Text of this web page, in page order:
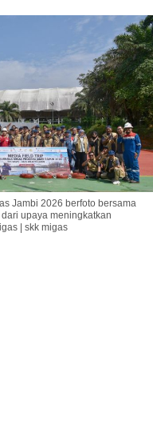
Jambi 2026 berfoto bersama
upaya meningkatkan
| skk migas